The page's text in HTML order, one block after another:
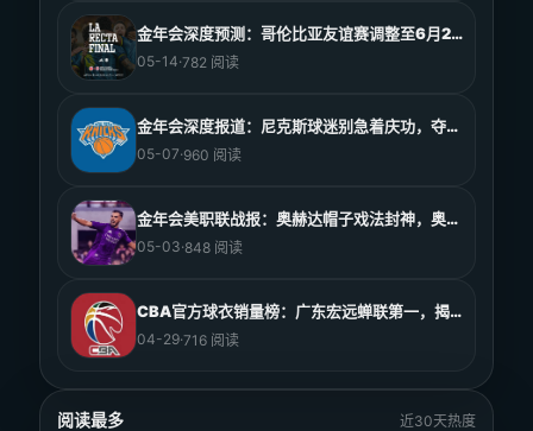
6.这不是一条“交易新闻”，而是一条“战略信号”
7.结语：克制，本身也是一种进攻方式
金年会深度预测：哥伦比亚友谊赛调整至6月2日，战术拆
05-14·782 阅读
金年会深度报道：尼克斯球迷别急着庆功，夺冠前的最后5
05-07·960 阅读
金年会美职联战报：奥赫达帽子戏法封神，奥兰多城4-3
05-03·848 阅读
CBA官方球衣销量榜：广东宏远蝉联第一，揭秘南粤虎背
04-29·716 阅读
阅读最多 近30天热度